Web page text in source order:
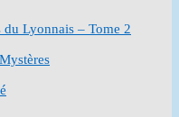
Lyonnais – Tome 2